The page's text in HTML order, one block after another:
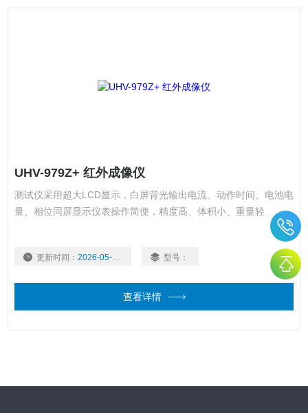
UHV-979Z+ 红外成像仪
测试仪采用超大LCD显示，白屏背光输出电流、动作时间、电池电
量、相位同屏显示仪表操作简便，精度高、体积小、重量轻
更新时间： 2026-05-22 型号：
查看详情